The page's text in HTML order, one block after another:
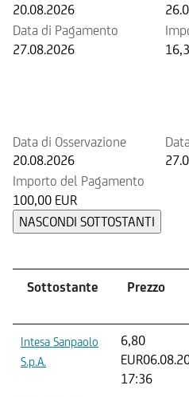
20.08.2026
Data di Pagamento
27.08.2026
Data di Osservazione
20.08.2026
Importo del Pagamento
100,00 EUR
NASCONDI SOTTOSTANTI
Sottostante Prezzo
Intesa Sanpaolo
S.p.A.
6,80
EUR
17:36